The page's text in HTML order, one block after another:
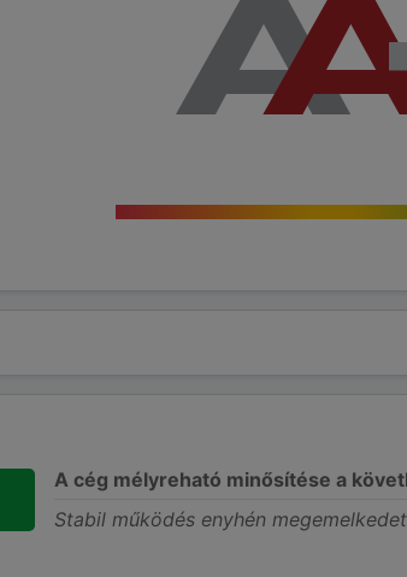
A cég mélyreható minősítése a
Stabil működés enyhén